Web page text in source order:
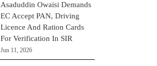
Asaduddin Owaisi Demands
EC Accept PAN, Driving
Licence And Ration Cards
For Verification In SIR
Jun 11, 2026